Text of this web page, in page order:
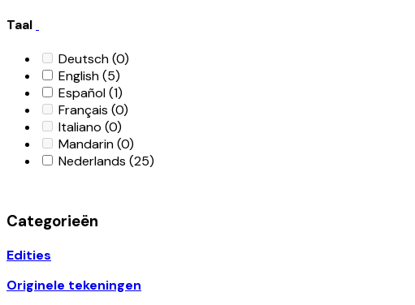
Taal
Deutsch(0)
English(5)
Español(1)
Français (0)
Italiano (0)
Mandarin(0)
Nederlands (25)
Categorieën
Edities
Originele tekeningen